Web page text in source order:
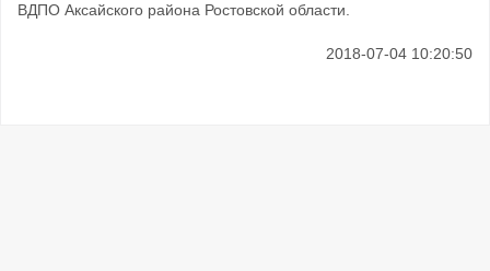
ВДПО Аксайского района Ростовской области.
2018-07-04 10:20:50